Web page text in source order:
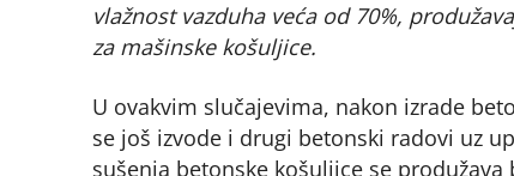
vlažnost vazduha veća od 70%,
za mašinske košuljice.
U ovakvim slučajevima, nakon izrade
se još izvode i drugi betonski radovi uz
sušenja betonske košuljice se produžava